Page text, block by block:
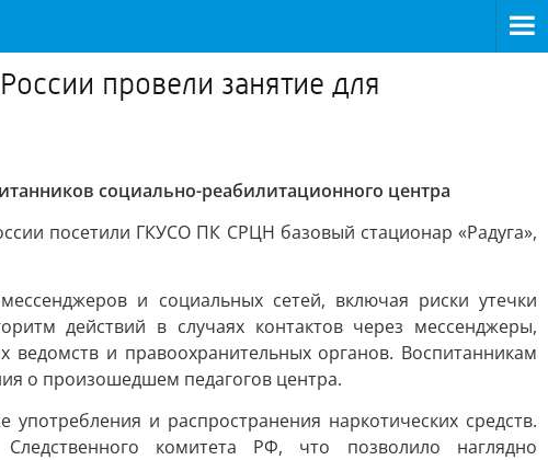
провели занятие для
социально-реабилитационного центра
посетили ГКУСО ПК СРЦН базовый стационар «Радуга»,
и социальных сетей, включая риски утечки
действий в случаях контактов через мессенджеры,
и правоохранительных органов. Воспитанникам
о произошедшем педагогов центра.
и распространения наркотических средств.
комитета РФ, что позволило наглядно